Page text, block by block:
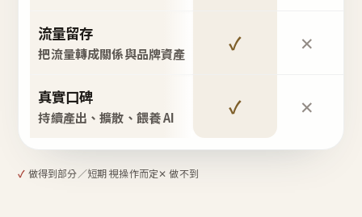
流量留存
把流量轉成關係與品牌資產 ✓ ✕
真實口碑
持續產出、擴散、餵養 AI ✓ ✕
✓ 做得到部分／短期 視操作而定✕ 做不到